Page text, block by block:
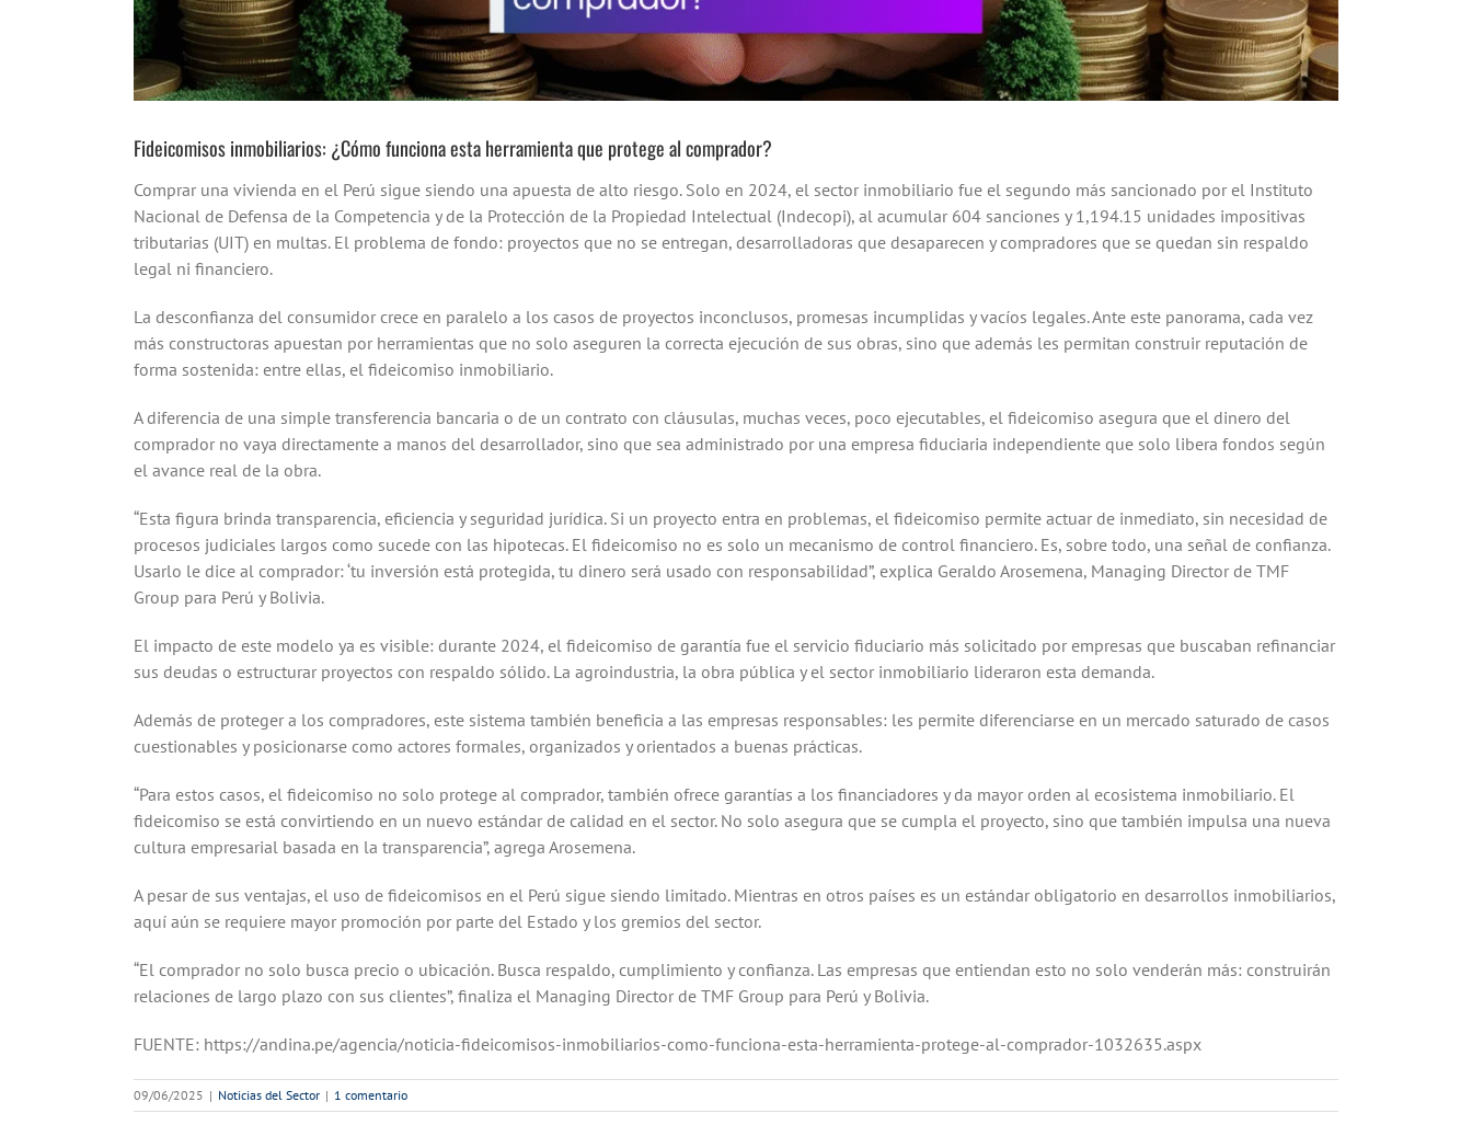
Fideicomisos inmobiliarios: ¿Cómo funciona esta herramienta que protege al comprador?
Comprar una vivienda en el Perú sigue siendo una apuesta de alto riesgo. Solo en 2024, el sector inmobiliario fue el segundo más sancionado por el Instituto
Nacional de Defensa de la Competencia y de la Protección de la Propiedad Intelectual (Indecopi), al acumular 604 sanciones y 1,194.15 unidades impositivas
tributarias (UIT) en multas. El problema de fondo: proyectos que no se entregan, desarrolladoras que desaparecen y compradores que se quedan sin respaldo
legal ni financiero.
La desconfianza del consumidor crece en paralelo a los casos de proyectos inconclusos, promesas incumplidas y vacíos legales. Ante este panorama, cada vez
más constructoras apuestan por herramientas que no solo aseguren la correcta ejecución de sus obras, sino que además les permitan construir reputación de
forma sostenida: entre ellas, el fideicomiso inmobiliario.
A diferencia de una simple transferencia bancaria o de un contrato con cláusulas, muchas veces, poco ejecutables, el fideicomiso asegura que el dinero del
comprador no vaya directamente a manos del desarrollador, sino que sea administrado por una empresa fiduciaria independiente que solo libera fondos según
el avance real de la obra.
“Esta figura brinda transparencia, eficiencia y seguridad jurídica. Si un proyecto entra en problemas, el fideicomiso permite actuar de inmediato, sin necesidad de
procesos judiciales largos como sucede con las hipotecas. El fideicomiso no es solo un mecanismo de control financiero. Es, sobre todo, una señal de confianza.
Usarlo le dice al comprador: ‘tu inversión está protegida, tu dinero será usado con responsabilidad”, explica Geraldo Arosemena, Managing Director de TMF
Group para Perú y Bolivia.
El impacto de este modelo ya es visible: durante 2024, el fideicomiso de garantía fue el servicio fiduciario más solicitado por empresas que buscaban refinanciar
sus deudas o estructurar proyectos con respaldo sólido. La agroindustria, la obra pública y el sector inmobiliario lideraron esta demanda.
Además de proteger a los compradores, este sistema también beneficia a las empresas responsables: les permite diferenciarse en un mercado saturado de casos
cuestionables y posicionarse como actores formales, organizados y orientados a buenas prácticas.
“Para estos casos, el fideicomiso no solo protege al comprador, también ofrece garantías a los financiadores y da mayor orden al ecosistema inmobiliario. El
fideicomiso se está convirtiendo en un nuevo estándar de calidad en el sector. No solo asegura que se cumpla el proyecto, sino que también impulsa una nueva
cultura empresarial basada en la transparencia”, agrega Arosemena.
A pesar de sus ventajas, el uso de fideicomisos en el Perú sigue siendo limitado. Mientras en otros países es un estándar obligatorio en desarrollos inmobiliarios,
aquí aún se requiere mayor promoción por parte del Estado y los gremios del sector.
“El comprador no solo busca precio o ubicación. Busca respaldo, cumplimiento y confianza. Las empresas que entiendan esto no solo venderán más: construirán
relaciones de largo plazo con sus clientes”, finaliza el Managing Director de TMF Group para Perú y Bolivia.
FUENTE: https://andina.pe/agencia/noticia-fideicomisos-inmobiliarios-como-funciona-esta-herramienta-protege-al-comprador-1032635.aspx
09/06/2025 | Noticias del Sector | 1 comentario